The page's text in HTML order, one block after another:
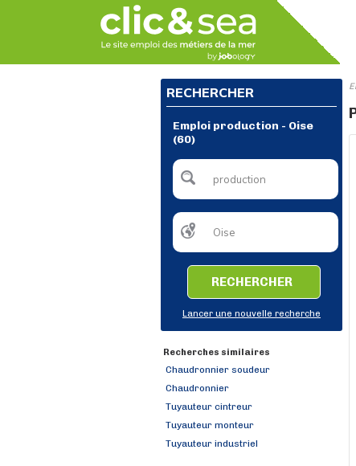
RECHERCHER
Emploi production - Oise
(60)
RECHERCHER
Lancer une nouvelle recherche
Recherches similaires
Chaudronnier soudeur
Chaudronnier
Tuyauteur cintreur
Tuyauteur monteur
Tuyauteur industriel